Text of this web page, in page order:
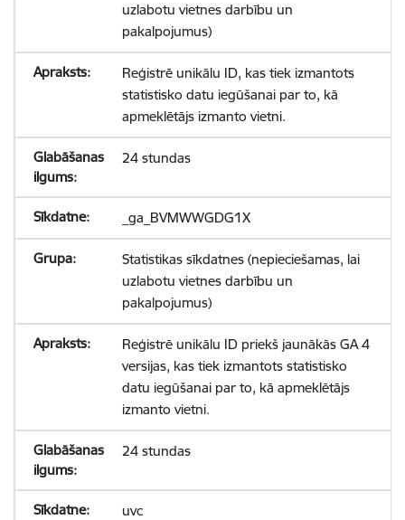
uzlabotu vietnes darbību un
pakalpojumus)
Reģistrē unikālu ID, kas tiek izmantots
statistisko datu iegūšanai par to, kā
apmeklētājs izmanto vietni.
24 stundas
_ga_BVMWWGDG1X
Statistikas sīkdatnes (nepieciešamas, lai
uzlabotu vietnes darbību un
pakalpojumus)
Reģistrē unikālu ID priekš jaunākās GA 4
versijas, kas tiek izmantots statistisko
datu iegūšanai par to, kā apmeklētājs
izmanto vietni.
24 stundas
uvc